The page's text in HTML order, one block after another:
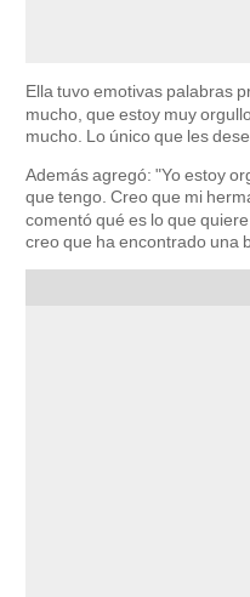
Ella tuvo emotivas palabras
mucho, que estoy muy
mucho. Lo único que les
Además agregó: "Yo estoy
que tengo. Creo que mi
comentó qué es lo que
creo que ha encontrado una